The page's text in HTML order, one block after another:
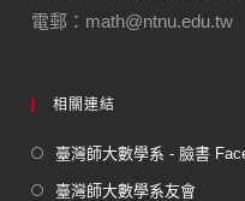
電郵：math@ntnu.edu.tw
相關連結
臺灣師大數學系 - 臉書
臺灣師大數學系友會